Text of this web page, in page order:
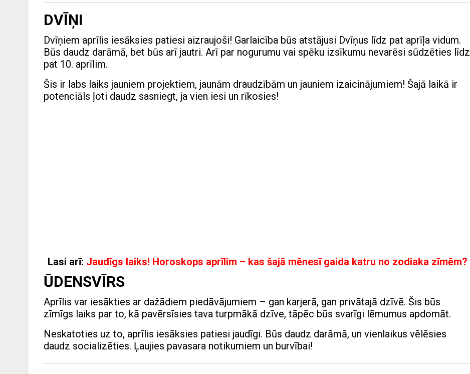
DVĪŅI
Dvīņiem aprīlis iesāksies patiesi aizraujoši! Garlaicība būs atstājusi Dvīņus līdz pat aprīļa vidum.
Būs daudz darāmā, bet būs arī jautri. Arī par nogurumu vai spēku izsīkumu nevarēsi sūdzēties līdz
pat 10. aprīlim.
Šis ir labs laiks jauniem projektiem, jaunām draudzībām un jauniem izaicinājumiem! Šajā laikā ir
potenciāls ļoti daudz sasniegt, ja vien iesi un rīkosies!
Lasi arī: Jaudīgs laiks! Horoskops aprīlim – kas šajā mēnesī gaida katru no zodiaka zīmēm?
ŪDENSVĪRS
Aprīlis var iesākties ar dažādiem piedāvājumiem – gan karjerā, gan privātajā dzīvē. Šis būs
zīmīgs laiks par to, kā pavērsīsies tava turpmākā dzīve, tāpēc būs svarīgi lēmumus apdomāt.
Neskatoties uz to, aprīlis iesāksies patiesi jaudīgi. Būs daudz darāmā, un vienlaikus vēlēsies
daudz socializēties. Ļaujies pavasara notikumiem un burvībai!